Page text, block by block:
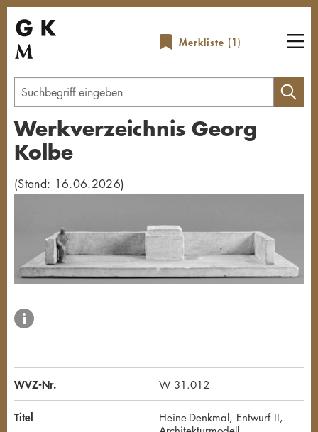
Direkt
zum
Inhalt
Merkliste (1)
Geben
Sie
einen
Suchbegriff
Werkverzeichnis Georg
Kolbe
(Stand: 16.06.2026)
WVZ-Nr. W 31.012
Titel
Heine-Denkmal, Entwurf II,